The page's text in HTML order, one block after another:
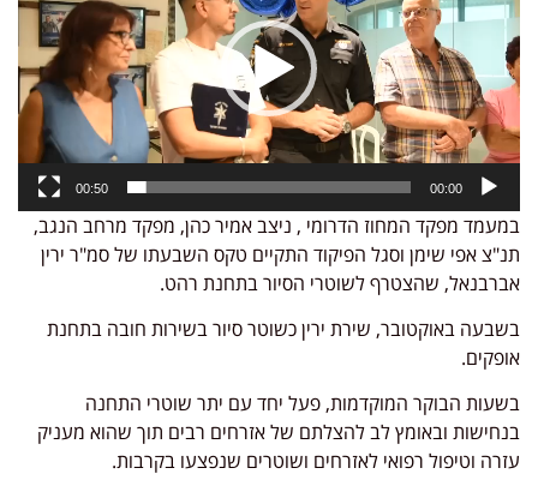
00:00
00:50
במעמד מפקד המחוז הדרומי , ניצב אמיר כהן, מפקד מרחב הנגב,
תנ"צ אפי שימן וסגל הפיקוד התקיים טקס השבעתו של סמ"ר ירין
אברבנאל, שהצטרף לשוטרי הסיור בתחנת רהט.
בשבעה באוקטובר, שירת ירין כשוטר סיור בשירות חובה בתחנת
אופקים.
בשעות הבוקר המוקדמות, פעל יחד עם יתר שוטרי התחנה
בנחישות ובאומץ לב להצלתם של אזרחים רבים תוך שהוא מעניק
עזרה וטיפול רפואי לאזרחים ושוטרים שנפצעו בקרבות.